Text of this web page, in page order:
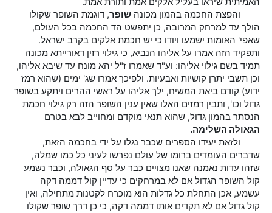
והפצת החכמה בהמון מכונה שופר, דוגמת השופר שקולו
הולך עד למרחק המרובה, כן יתפשט הד החכמה בכל העולם,
שאפי' האומות ישמעו ויודו כי יש חכמת אלקים בקרב ישראל.
ותפקיד הזה אמרו על אליהו הנביא, כי גילוי רזין דאורייתא מכונה
תמיד בשם גילוי אליהו: וע"ד שאמרו ז"ל יהא מונח עד שיבא אליהו,
וכן תשבי יתרן קושיות ואבעיות. ולפיכך אמרו שג' ימים (שהוא רמז
ידוע) קודם ביאת המשיח, ילך אליהו על ראשי ההרים ויתקע בשופר
גדול וכו', ותבין רמזים האלו שאין ענין השופר הזה רק גילוי חכמת
הנסתר בהמון גדול, שהוא תנאי מוקדם ומחוייב לבא בטרם
הגאולה השלימה.
ולזאת יעידו הספרים שכבר נגלו על ידי בחכמה הזאת,
שדברים העומדים ברומו של עולם נפרשו לעיני כל כמו שמלה,
שזהו עדות נאמנה שאנו מצויים כבר על סף הגאולה, וכבר נשמע
קול השופר הגדול אם לא במרחקים כי עדיין קול דממה דקה
עשמע, אכן התחלת כל גדלות הוא מוכרח לקטנות מתחילה, ואין
קול גדול אם לא תקדים אותו דממה דקה, כי כן דרך שופר שקולו